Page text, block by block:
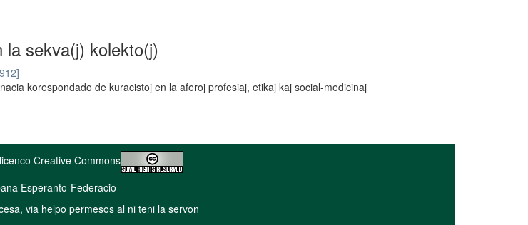
sekva(j) kolekto(j)
korespondado de kuracistoj en la aferoj profesiaj, etikaj kaj social-medicinaj
Creative Commons
Esperanto-Federacio
via helpo permesos al ni teni la servon